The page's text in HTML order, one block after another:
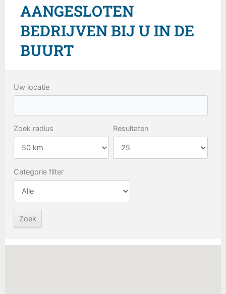
AANGESLOTEN
BEDRIJVEN BIJ U IN DE
BUURT
Uw locatie
Zoek radius Resultaten
Categorie filter